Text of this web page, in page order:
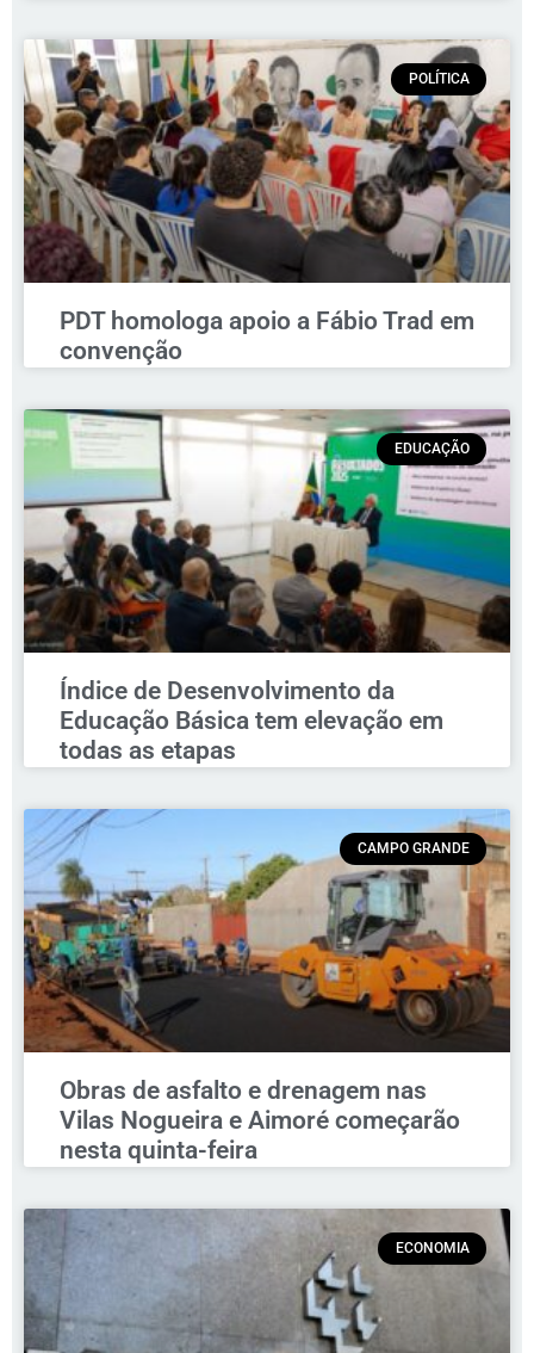
POLÍTICA
PDT homologa apoio a Fábio Trad em
convenção
EDUCAÇÃO
Índice de Desenvolvimento da
Educação Básica tem elevação em
todas as etapas
CAMPO GRANDE
Obras de asfalto e drenagem nas
Vilas Nogueira e Aimoré começarão
nesta quinta-feira
ECONOMIA